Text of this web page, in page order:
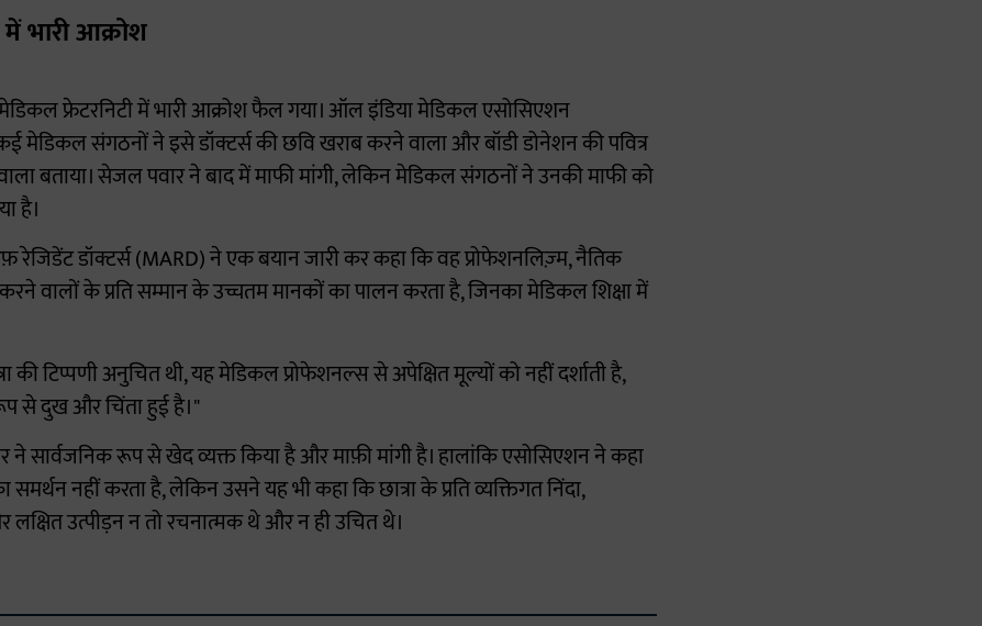
भारी आक्रोश
मेडिकल फ्रेटरनिटी में भारी आक्रोश फैल गया। ऑल इंडिया मेडिकल एसोसिएशन
संगठनों ने इसे डॉक्टर्स की छवि खराब करने वाला और बॉडी डोनेशन की पवित्र
बताया। सेजल पवार ने बाद में माफी मांगी, लेकिन मेडिकल संगठनों ने उनकी माफी को
है।
रेजिडेंट डॉक्टर्स (MARD) ने एक बयान जारी कर कहा कि वह प्रोफेशनलिज़्म, नैतिक
वालों के प्रति सम्मान के उच्चतम मानकों का पालन करता है, जिनका मेडिकल शिक्षा में
की टिप्पणी अनुचित थी, यह मेडिकल प्रोफेशनल्स से अपेक्षित मूल्यों को नहीं दर्शाती है,
से दुख और चिंता हुई है।"
ने सार्वजनिक रूप से खेद व्यक्त किया है और माफ़ी मांगी है। हालांकि एसोसिएशन ने कहा
समर्थन नहीं करता है, लेकिन उसने यह भी कहा कि छात्रा के प्रति व्यक्तिगत निंदा,
उत्पीड़न न तो रचनात्मक थे और न ही उचित थे।